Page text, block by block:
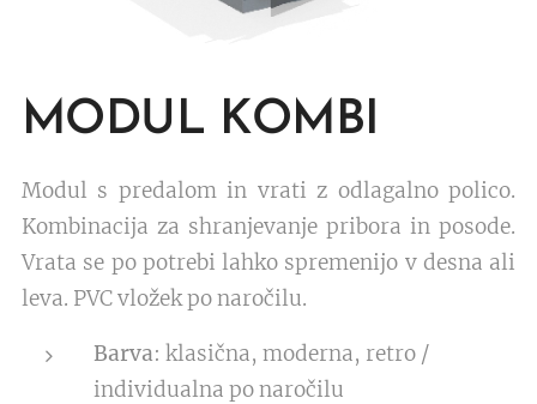
MODUL KOMBI
Modul s predalom in vrati z odlagalno polico.
Kombinacija za shranjevanje pribora in posode.
Vrata se po potrebi lahko spremenijo v desna ali
leva. PVC vložek po naročilu.
Barva: klasična, moderna, retro /
individualna po naročilu